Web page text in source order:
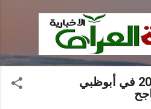
المحتوى الرئيسي
قمة AIM للاستثمار 2024 في أبوظبي